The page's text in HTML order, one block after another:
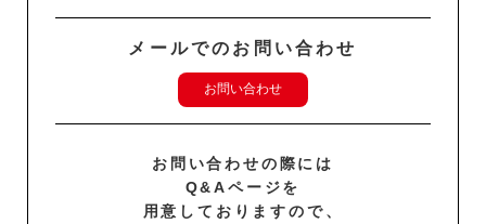
メールでのお問い合わせ
お問い合わせ
お問い合わせの際には
Q&Aページを
用意しておりますので、